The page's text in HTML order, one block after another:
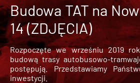
Budowa TAT na
14 (ZDJĘCIA)
Rozpoczęte we wrześniu 2019
budową trasy autobusowo-
postępują. Przedstawiamy
inwestycji.